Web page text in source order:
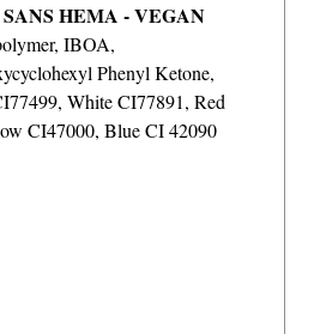
SANS HEMA - VEGAN
IBOA,
Phenyl Ketone,
White CI77891, Red
CI47000, Blue CI 42090